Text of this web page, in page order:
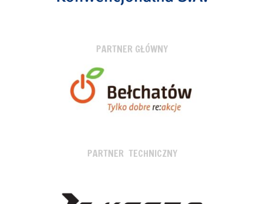
PARTNER GŁÓWNY
PARTNER TECHNICZNY